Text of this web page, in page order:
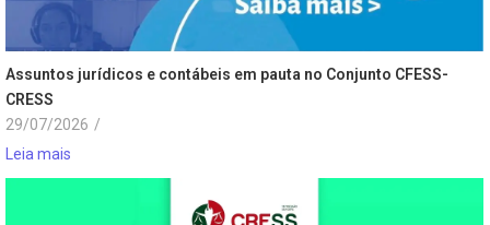
Assuntos jurídicos e contábeis em pauta no Conjunto CFESS-
CRESS
29/07/2026 /
Leia mais